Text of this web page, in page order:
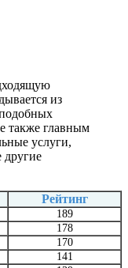
из
также главным
услуги,
другие
Рейтинг
189
178
170
141